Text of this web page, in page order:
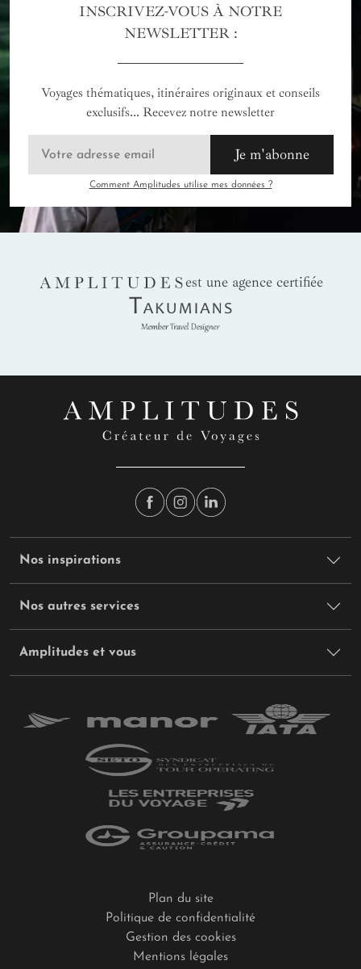
INSCRIVEZ-VOUS À NOTRE
NEWSLETTER :
Voyages thématiques, itinéraires originaux et conseils
exclusifs... Recevez notre newsletter
Je m'abonne
Comment Amplitudes utilise mes données ?
AMPLITUDES
est une agence certifiée
Takumians
Nos inspirations
Nos autres services
Amplitudes et vous
Plan du site
Politique de confidentialité
Gestion des cookies
Mentions légales